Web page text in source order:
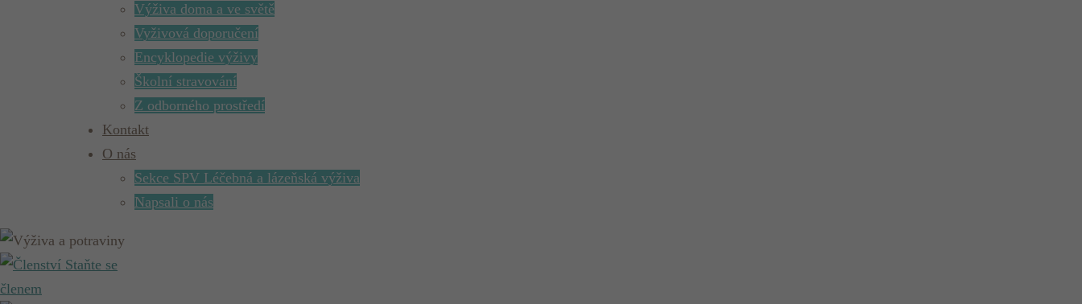
Výživa doma a ve světě
Vyživová doporučení
Encyklopedie výživy
Školní stravování
Z odborného prostředí
Kontakt
O nás
Sekce SPV Léčebná a lázeňská výživa
Napsali o nás
Staňte se
členem